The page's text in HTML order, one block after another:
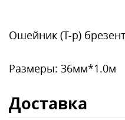
Ошейник (Т-р)
Размеры: 36мм*1.0м
Доставка